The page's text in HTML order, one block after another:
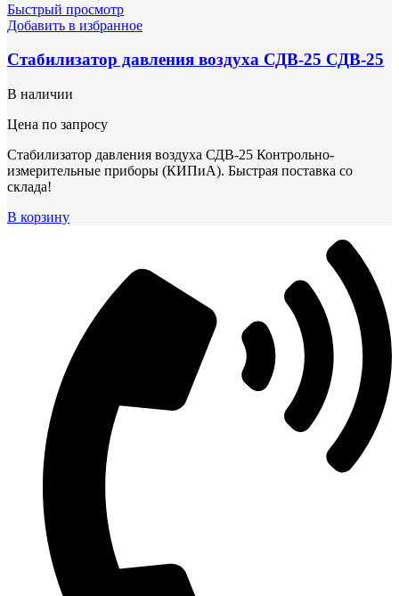
Быстрый просмотр
Добавить в избранное
Стабилизатор давления воздуха СДВ-25 СДВ-25
В наличии
Цена по запросу
Стабилизатор давления воздуха СДВ-25 Контрольно-
измерительные приборы (КИПиА). Быстрая поставка со
склада!
В корзину